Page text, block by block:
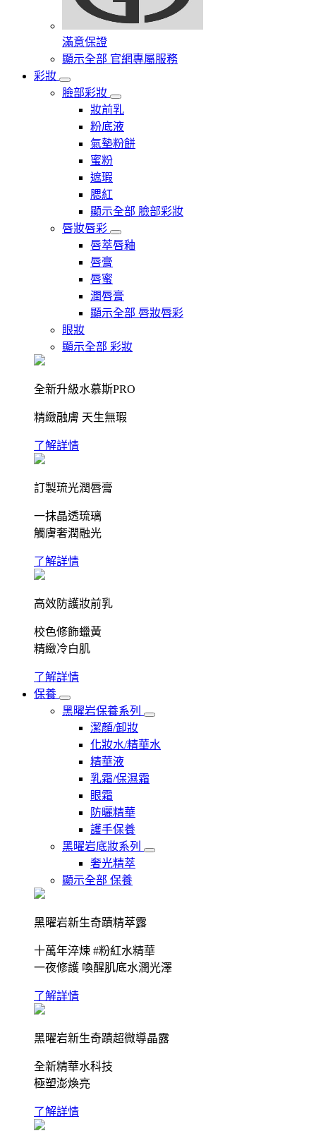
滿意保證
顯示全部 官網專屬服務
彩妝
臉部彩妝
妝前乳
粉底液
氣墊粉餅
蜜粉
遮瑕
腮紅
顯示全部 臉部彩妝
唇妝唇彩
唇萃唇釉
唇膏
唇蜜
潤唇膏
顯示全部 唇妝唇彩
眼妝
顯示全部 彩妝
全新升級水慕斯PRO
精緻融膚 天生無瑕
了解詳情
訂製琉光潤唇膏
一抹晶透琉璃
觸膚奢潤融光
了解詳情
高效防護妝前乳
校色修飾蠟黃
精緻冷白肌
了解詳情
保養
黑曜岩保養系列
潔顏/卸妝
化妝水/精華水
精華液
乳霜/保濕霜
眼霜
防曬精華
護手保養
黑曜岩底妝系列
奢光精萃
顯示全部 保養
黑曜岩新生奇蹟精萃露
十萬年淬煉 #粉紅水精華
一夜修護 喚醒肌底水潤光澤
了解詳情
黑曜岩新生奇蹟超微導晶露
全新精華水科技
極塑澎煥亮
了解詳情